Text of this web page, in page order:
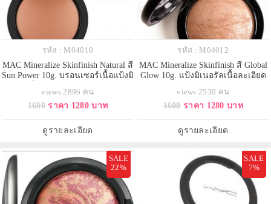
รหัส : M04010
MAC Mineralize Skinfinish Natural สี
Sun Power 10g. บรอนเซอร์เนื้อแป้งมิ
แร่ธาตุหลากชนิด มาเพื่อตอบโจทย์
ลุคผิวสวยดูหรูหราอย่างเป็น
ขึ้นด้วยเนื้อสัมผัสแบบแมทต์
ธรรมชาติ ให้ผิวดูเรืองร
views 2896 คน
1600 ราคา 1280 บาท
ดูรายละเอียด
รหัส : M04012
MAC Mineralize Skinfinish สี Global
Glow 10g. แป้งมิเนอรัลเนื้อละเอียด
เนื้อสัมผัสที่หลากหลายตั้งแต่ประกาย
ฟรอสต์ หรือเมทัลลิค ชิมเมอร์เนื้อ
ไฮไลท์หรือปัดแก้มอ่อนๆ
views 2530 คน
1600 ราคา 1280 บาท
ดูรายละเอียด
SALE
22%
SALE
7%